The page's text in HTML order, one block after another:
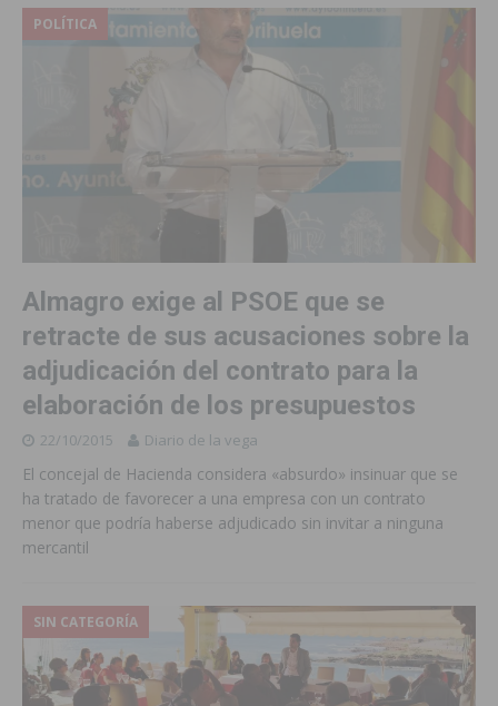
POLÍTICA
Almagro exige al PSOE que se
retracte de sus acusaciones sobre la
adjudicación del contrato para la
elaboración de los presupuestos
22/10/2015 Diario de la vega
El concejal de Hacienda considera «absurdo» insinuar que se
ha tratado de favorecer a una empresa con un contrato
menor que podría haberse adjudicado sin invitar a ninguna
mercantil
SIN CATEGORÍA